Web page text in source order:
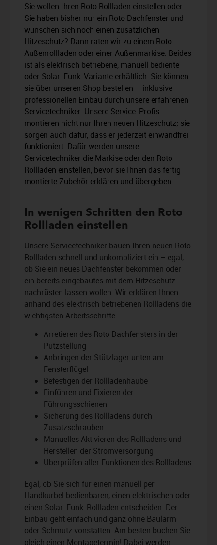
Sie wollen Ihren Roto Rollladen einstellen oder
Sie haben bisher nur ein Roto Dachfenster und
wünschen sich noch einen zusätzlichen
Hitzeschutz? Dann raten wir zu einem Roto
Außenrollladen oder einer Außenmarkise. Beides
ist als elektrisch betriebene, manuell bediente
oder Solar-Funk-Variante erhältlich. Sie können
sie über unseren Shop bestellen – inklusive
professionellen Einbau durch unsere erfahrenen
Servicetechniker. Unsere Service-Profis
montieren nicht nur Ihren neuen Hitzeschutz; sie
sorgen auch dafür, dass er jederzeit einwandfrei
funktioniert. Dafür werden unsere
Servicetechniker die Markise oder den Roto
Rollladen einstellen, bevor sie Ihnen das fertig
montierte Zubehör erklären und übergeben.
In wenigen Schritten den Roto
Rollladen einstellen
Unsere Servicetechniker bauen Ihren neuen Roto
Rollladen schnell und unkompliziert ein – egal,
ob Sie ein neues Dachfenster bekommen oder
ein bereits eingebautes mit dem Hitzeschutz
nachrüsten lassen wollen. Wir erklären Ihnen
anhand des elektrisch betriebenen Rollladens die
wichtigsten Arbeitsschritte:
Arretieren des Roto Dachfensters in der
Putzstellung
Anbringen der Stützlager unten am
Fensterflügel
Befestigen der Rollladenhaube
Einführen und Fixieren der
Führungsschienen
Sicherung des Rollladens durch
Zusatzschrauben
Manuelles Aktivieren des Rollladens und
Herstellen der Stromversorgung
Überprüfen aller Funktionen des Rollladens
Egal, ob Sie sich für einen manuell per
Handkurbel bedienbaren, einen elektrischen oder
einen Solar-Funk-Rollladen entscheiden. Der
Einbau geht einfach und ganz ohne Baulärm
oder Schmutz vonstatten. Am besten buchen Sie
gleich einen Montagetermin! Dabei werden